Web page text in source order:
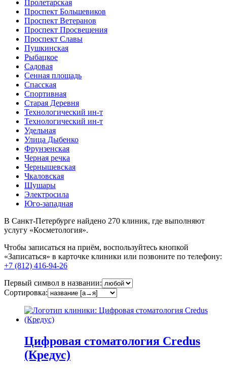
Пролетарская
Проспект Большевиков
Проспект Ветеранов
Проспект Просвещения
Проспект Славы
Пушкинская
Рыбацкое
Садовая
Сенная площадь
Спасская
Спортивная
Старая Деревня
Технологический ин-т
Технологический ин-т
Удельная
Улица Дыбенко
Фрунзенская
Черная речка
Чернышевская
Чкаловская
Шушары
Электросила
Юго-западная
В Санкт-Петербурге найдено 270 клиник, где выполняют
услугу «Косметология».
Чтобы записаться на приём, воспользуйтесь кнопкой
«Записаться» в карточке клиники или позвоните по телефону:
+7 (812) 416-94-26
Первый символ в названии:
Сортировка:
Цифровая стоматология Credus
(Кредус)